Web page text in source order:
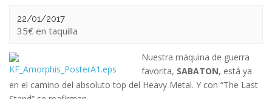
22/01/2017
35€
Nuestra máquina de guerra
favorita, SABATON, está ya
en el camino del absoluto top del Heavy Metal. Y con “The Last